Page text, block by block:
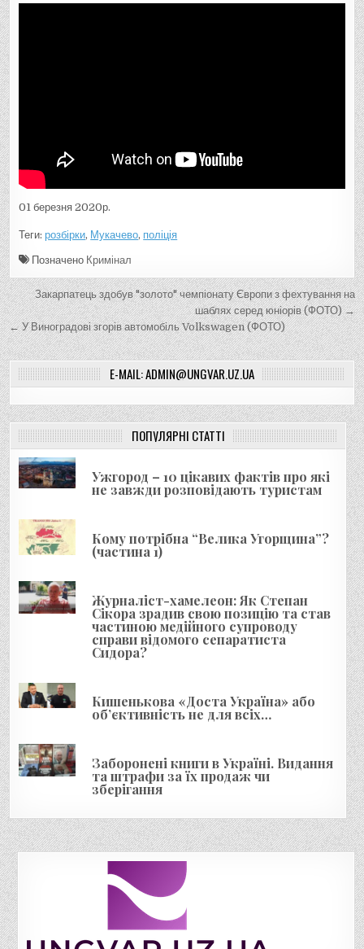
01 березня 2020р.
Теги:розбірки, Мукачево, поліція
Позначено Кримінал
Н
а
в
і
г
а
ц
і
я
з
а
п
и
с
і
в
Закарпатець здобув "золото" чемпіонату Європи з фехтування на
шаблях серед юніорів (ФОТО) →
← У Виноградові згорів автомобіль Volkswagen (ФОТО)
E-MAIL: ADMIN@UNGVAR.UZ.UA
ПОПУЛЯРНІ СТАТТІ
Ужгород – 10 цікавих фактів про які
не завжди розповідають туристам
Кому потрібна “Велика Угорщина”?
(частина 1)
Журналіст-хамелеон: Як Степан
Сікора зрадив свою позицію та став
частиною медійного супроводу
справи відомого сепаратиста
Сидора?
Кишенькова «Доста Україна» або
об’єктивність не для всіх…
Заборонені книги в Україні. Видання
та штрафи за їх продаж чи
зберігання